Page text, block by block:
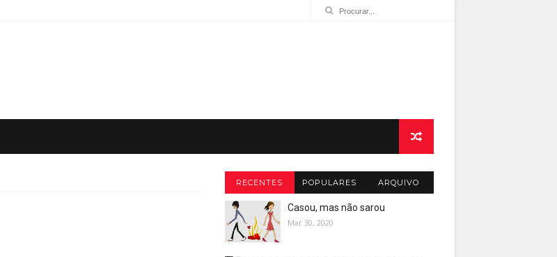
RECENTES POPULARES ARQUIVO
Casou, mas não sarou
Mar 30, 2020